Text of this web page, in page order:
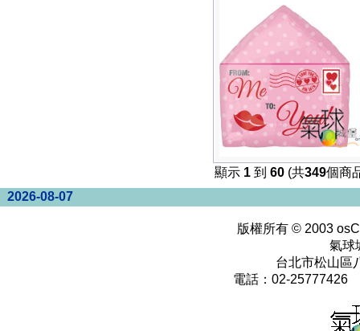
顯示 1 到 60 (共349個商
2026-08-07
版權所有 © 2003
氣球
台北市松山區
電話：02-25777426